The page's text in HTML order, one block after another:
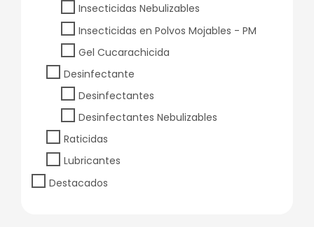
Insecticidas Nebulizables
Insecticidas en Polvos Mojables - PM
Gel Cucarachicida
Desinfectante
Desinfectantes
Desinfectantes Nebulizables
Raticidas
Lubricantes
Destacados